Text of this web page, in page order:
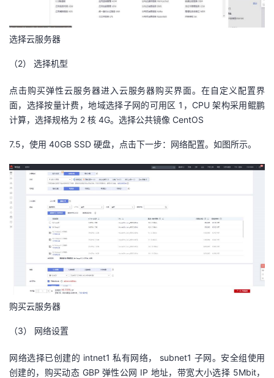
选择云服务器
（2） 选择机型
点击购买弹性云服务器进入云服务器购买界面。在自定义配置界
面，选择按量计费，地域选择子网的可用区 1，CPU 架构采用鲲鹏
计算，选择规格为 2 核 4G。选择公共镜像 CentOS
7.5，使用 40GB SSD 硬盘，点击下一步：网络配置。如图所示。
购买云服务器
（3） 网络设置
网络选择已创建的 intnet1 私有网络， subnet1 子网。安全组使用
创建的，购买动态 GBP 弹性公网 IP 地址，带宽大小选择 5Mbit，